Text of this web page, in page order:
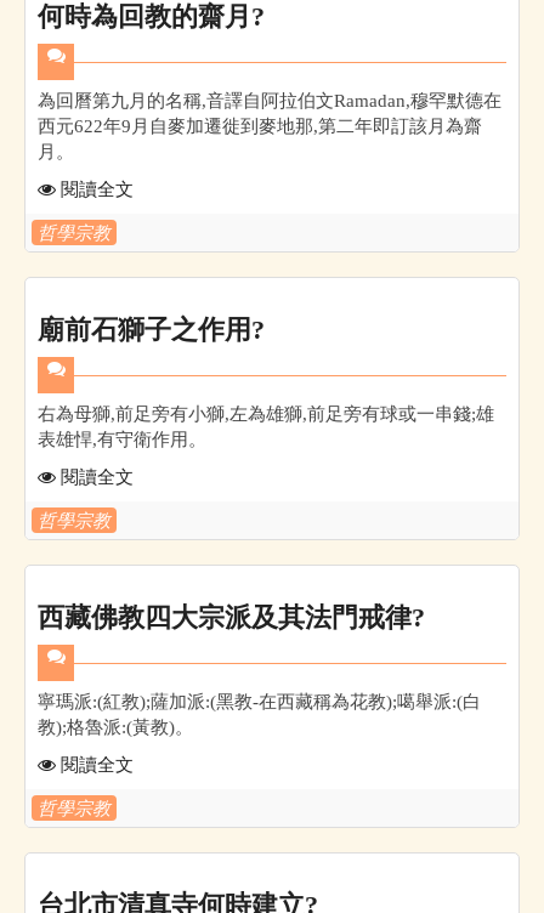
何時為回教的齋月?
為回曆第九月的名稱,音譯自阿拉伯文Ramadan,穆罕默德在
西元622年9月自麥加遷徙到麥地那,第二年即訂該月為齋
月。
閱讀全文
哲學宗教
廟前石獅子之作用?
右為母獅,前足旁有小獅,左為雄獅,前足旁有球或一串錢;雄
表雄悍,有守衛作用。
閱讀全文
哲學宗教
西藏佛教四大宗派及其法門戒律?
寧瑪派:(紅教);薩加派:(黑教-在西藏稱為花教);噶舉派:(白
教);格魯派:(黃教)。
閱讀全文
哲學宗教
台北市清真寺何時建立?